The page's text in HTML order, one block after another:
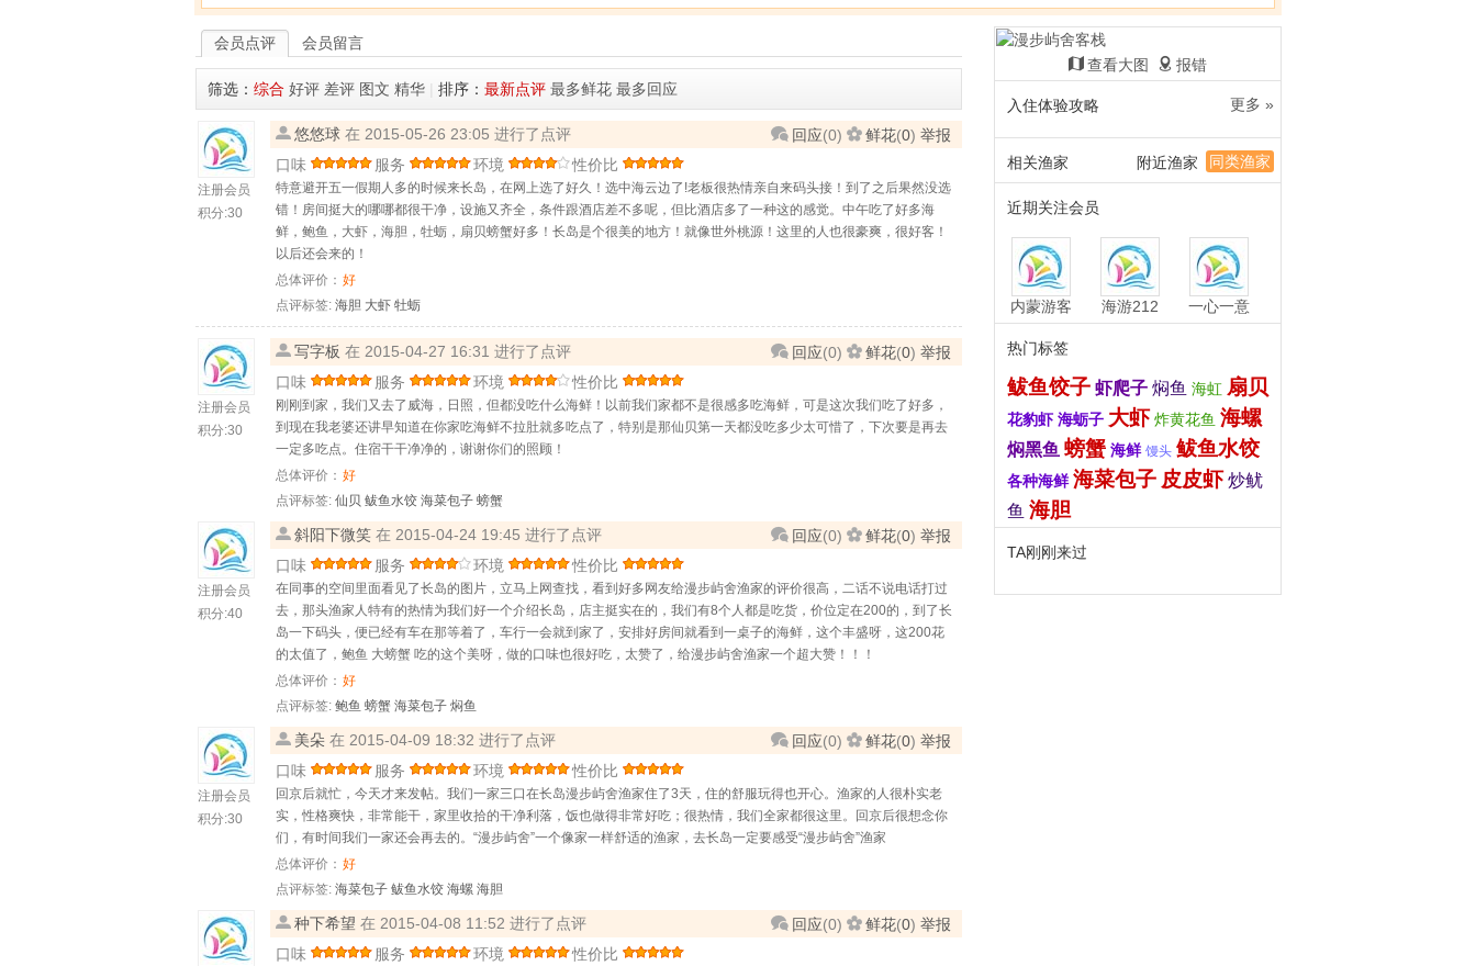
会员点评 会员留言
筛选： 综合 好评 差评 图文 精华 排序： 最新点评 最多鲜花 最多回应
注册会员
积分:30
回应(0) 鲜花(0) 举报
悠悠球 在 2015-05-26 23:05 进行了点评
口味
服务 环境 性价比
特意避开五一假期人多的时候来长岛，在网上选了好久！选中海云边了!老板很热情亲自来码头接！到了之后果然没选
错！房间挺大的哪哪都很干净，设施又齐全，条件跟酒店差不多呢，但比酒店多了一种这的感觉。中午吃了好多海
鲜，鲍鱼，大虾，海胆，牡蛎，扇贝螃蟹好多！长岛是个很美的地方！就像世外桃源！这里的人也很豪爽，很好客！
以后还会来的！
总体评价： 好
点评标签: 海胆 大虾 牡蛎
注册会员
积分:30
回应(0) 鲜花(0) 举报
写字板 在 2015-04-27 16:31 进行了点评
口味
服务 环境 性价比
刚刚到家，我们又去了威海，日照，但都没吃什么海鲜！以前我们家都不是很感多吃海鲜，可是这次我们吃了好多，
到现在我老婆还讲早知道在你家吃海鲜不拉肚就多吃点了，特别是那仙贝第一天都没吃多少太可惜了，下次要是再去
一定多吃点。住宿干干净净的，谢谢你们的照顾！
总体评价： 好
点评标签: 仙贝 鲅鱼水饺 海菜包子 螃蟹
注册会员
积分:40
回应(0) 鲜花(0) 举报
斜阳下微笑 在 2015-04-24 19:45 进行了点评
口味
服务 环境 性价比
在同事的空间里面看见了长岛的图片，立马上网查找，看到好多网友给漫步屿舍渔家的评价很高，二话不说电话打过
去，那头渔家人特有的热情为我们好一个介绍长岛，店主挺实在的，我们有8个人都是吃货，价位定在200的，到了长
岛一下码头，便已经有车在那等着了，车行一会就到家了，安排好房间就看到一桌子的海鲜，这个丰盛呀，这200花
的太值了，鲍鱼 大螃蟹 吃的这个美呀，做的口味也很好吃，太赞了，给漫步屿舍渔家一个超大赞！！！
总体评价： 好
点评标签: 鲍鱼 螃蟹 海菜包子 焖鱼
注册会员
积分:30
回应(0) 鲜花(0) 举报
美朵 在 2015-04-09 18:32 进行了点评
口味
服务 环境 性价比
回京后就忙，今天才来发帖。我们一家三口在长岛漫步屿舍渔家住了3天，住的舒服玩得也开心。渔家的人很朴实老
实，性格爽快，非常能干，家里收拾的干净利落，饭也做得非常好吃；很热情，我们全家都很这里。回京后很想念你
们，有时间我们一家还会再去的。“漫步屿舍”一个像家一样舒适的渔家，去长岛一定要感受“漫步屿舍”渔家
总体评价： 好
点评标签: 海菜包子 鲅鱼水饺 海螺 海胆
回应(0) 鲜花(0) 举报
种下希望 在 2015-04-08 11:52 进行了点评
口味
服务 环境 性价比
查看大图 报错
更多 »
入住体验攻略
附近渔家 同类渔家
相关渔家
近期关注会员
内蒙游客 海游212 一心一意
热门标签
鲅鱼饺子 虾爬子 焖鱼 海虹 扇贝
花豹虾 海蛎子 大虾 炸黄花鱼 海螺
焖黑鱼 螃蟹 海鲜 馒头 鲅鱼水饺
各种海鲜 海菜包子 皮皮虾 炒鱿
鱼 海胆
TA刚刚来过